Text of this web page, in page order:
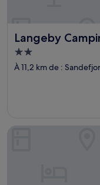
Langeby
Langeby Camping
Hébergement
2.0 étoiles
À 11,2 km de :